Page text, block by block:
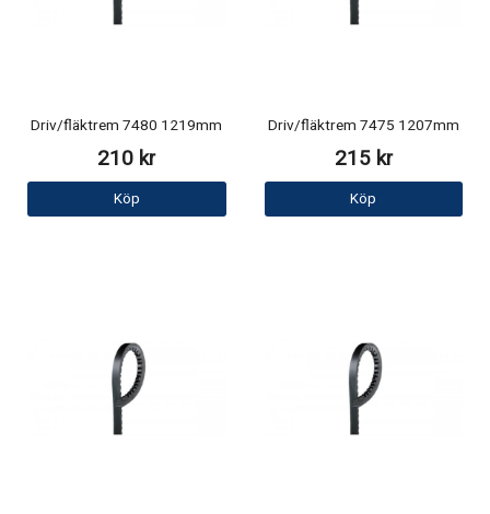
Driv/fläktrem 7480 1219mm
210 kr
Köp
Driv/fläktrem 7475 1207mm
215 kr
Köp